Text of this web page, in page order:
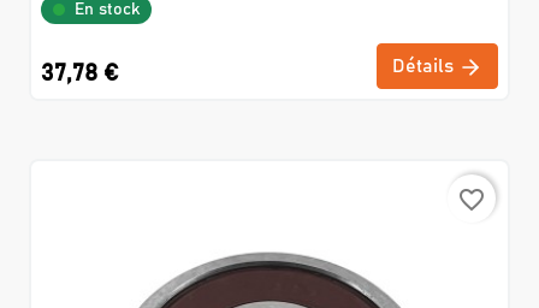
En stock
37,78 € Détails
favorite_border